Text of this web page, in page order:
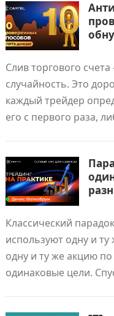
Слив торгового
случайность. Это
каждый трейдер
его с первого раза,
Классический
используют одну и ту
одну и ту же акцию
одинаковые цели.